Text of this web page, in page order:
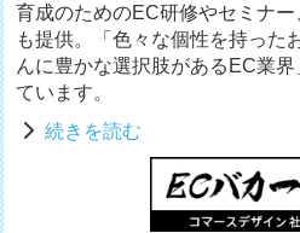
育成のためのEC研修やセミナ
も提供。「色々な個性を持った
んに豊かな選択肢があるEC業
ています。
続きを読む